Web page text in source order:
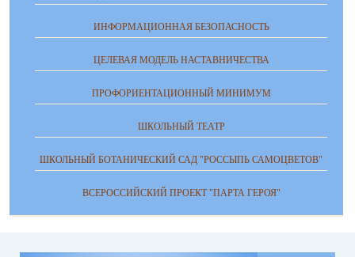
ИНФОРМАЦИОННАЯ БЕЗОПАСНОСТЬ
ЦЕЛЕВАЯ МОДЕЛЬ НАСТАВНИЧЕСТВА
ПРОФОРИЕНТАЦИОННЫЙ МИНИМУМ
ШКОЛЬНЫЙ ТЕАТР
ШКОЛЬНЫЙ БОТАНИЧЕСКИЙ САД "РОССЫПЬ САМОЦВЕТОВ"
ВСЕРОССИЙСКИЙ ПРОЕКТ "ПАРТА ГЕРОЯ"